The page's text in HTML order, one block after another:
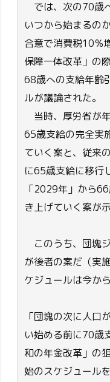
では、次の70歳
いつから始まるの
合意で消費税10％
保障一体改革」の
68歳への支給年齢
ルが議論された。
当時、厚労省が
65歳支給の完全実
ていく案と、従来
に65歳支給に移行
「2029年」から
き上げていく案が
このうち、団塊
が後者の案だ（実
ケジュールは今か
「団塊の次に人口
い始める前に70歳
和の年金改革」の
始のスケジュール